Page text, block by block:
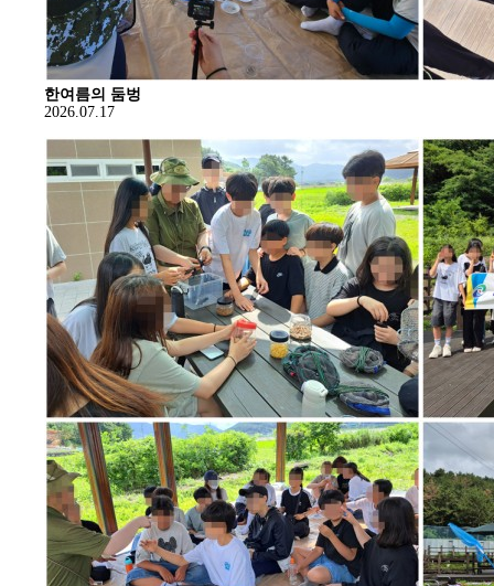
한여름의 둠벙
2026.07.17